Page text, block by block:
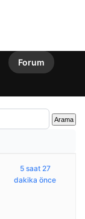
Forum
5 saat 27
dakika önce